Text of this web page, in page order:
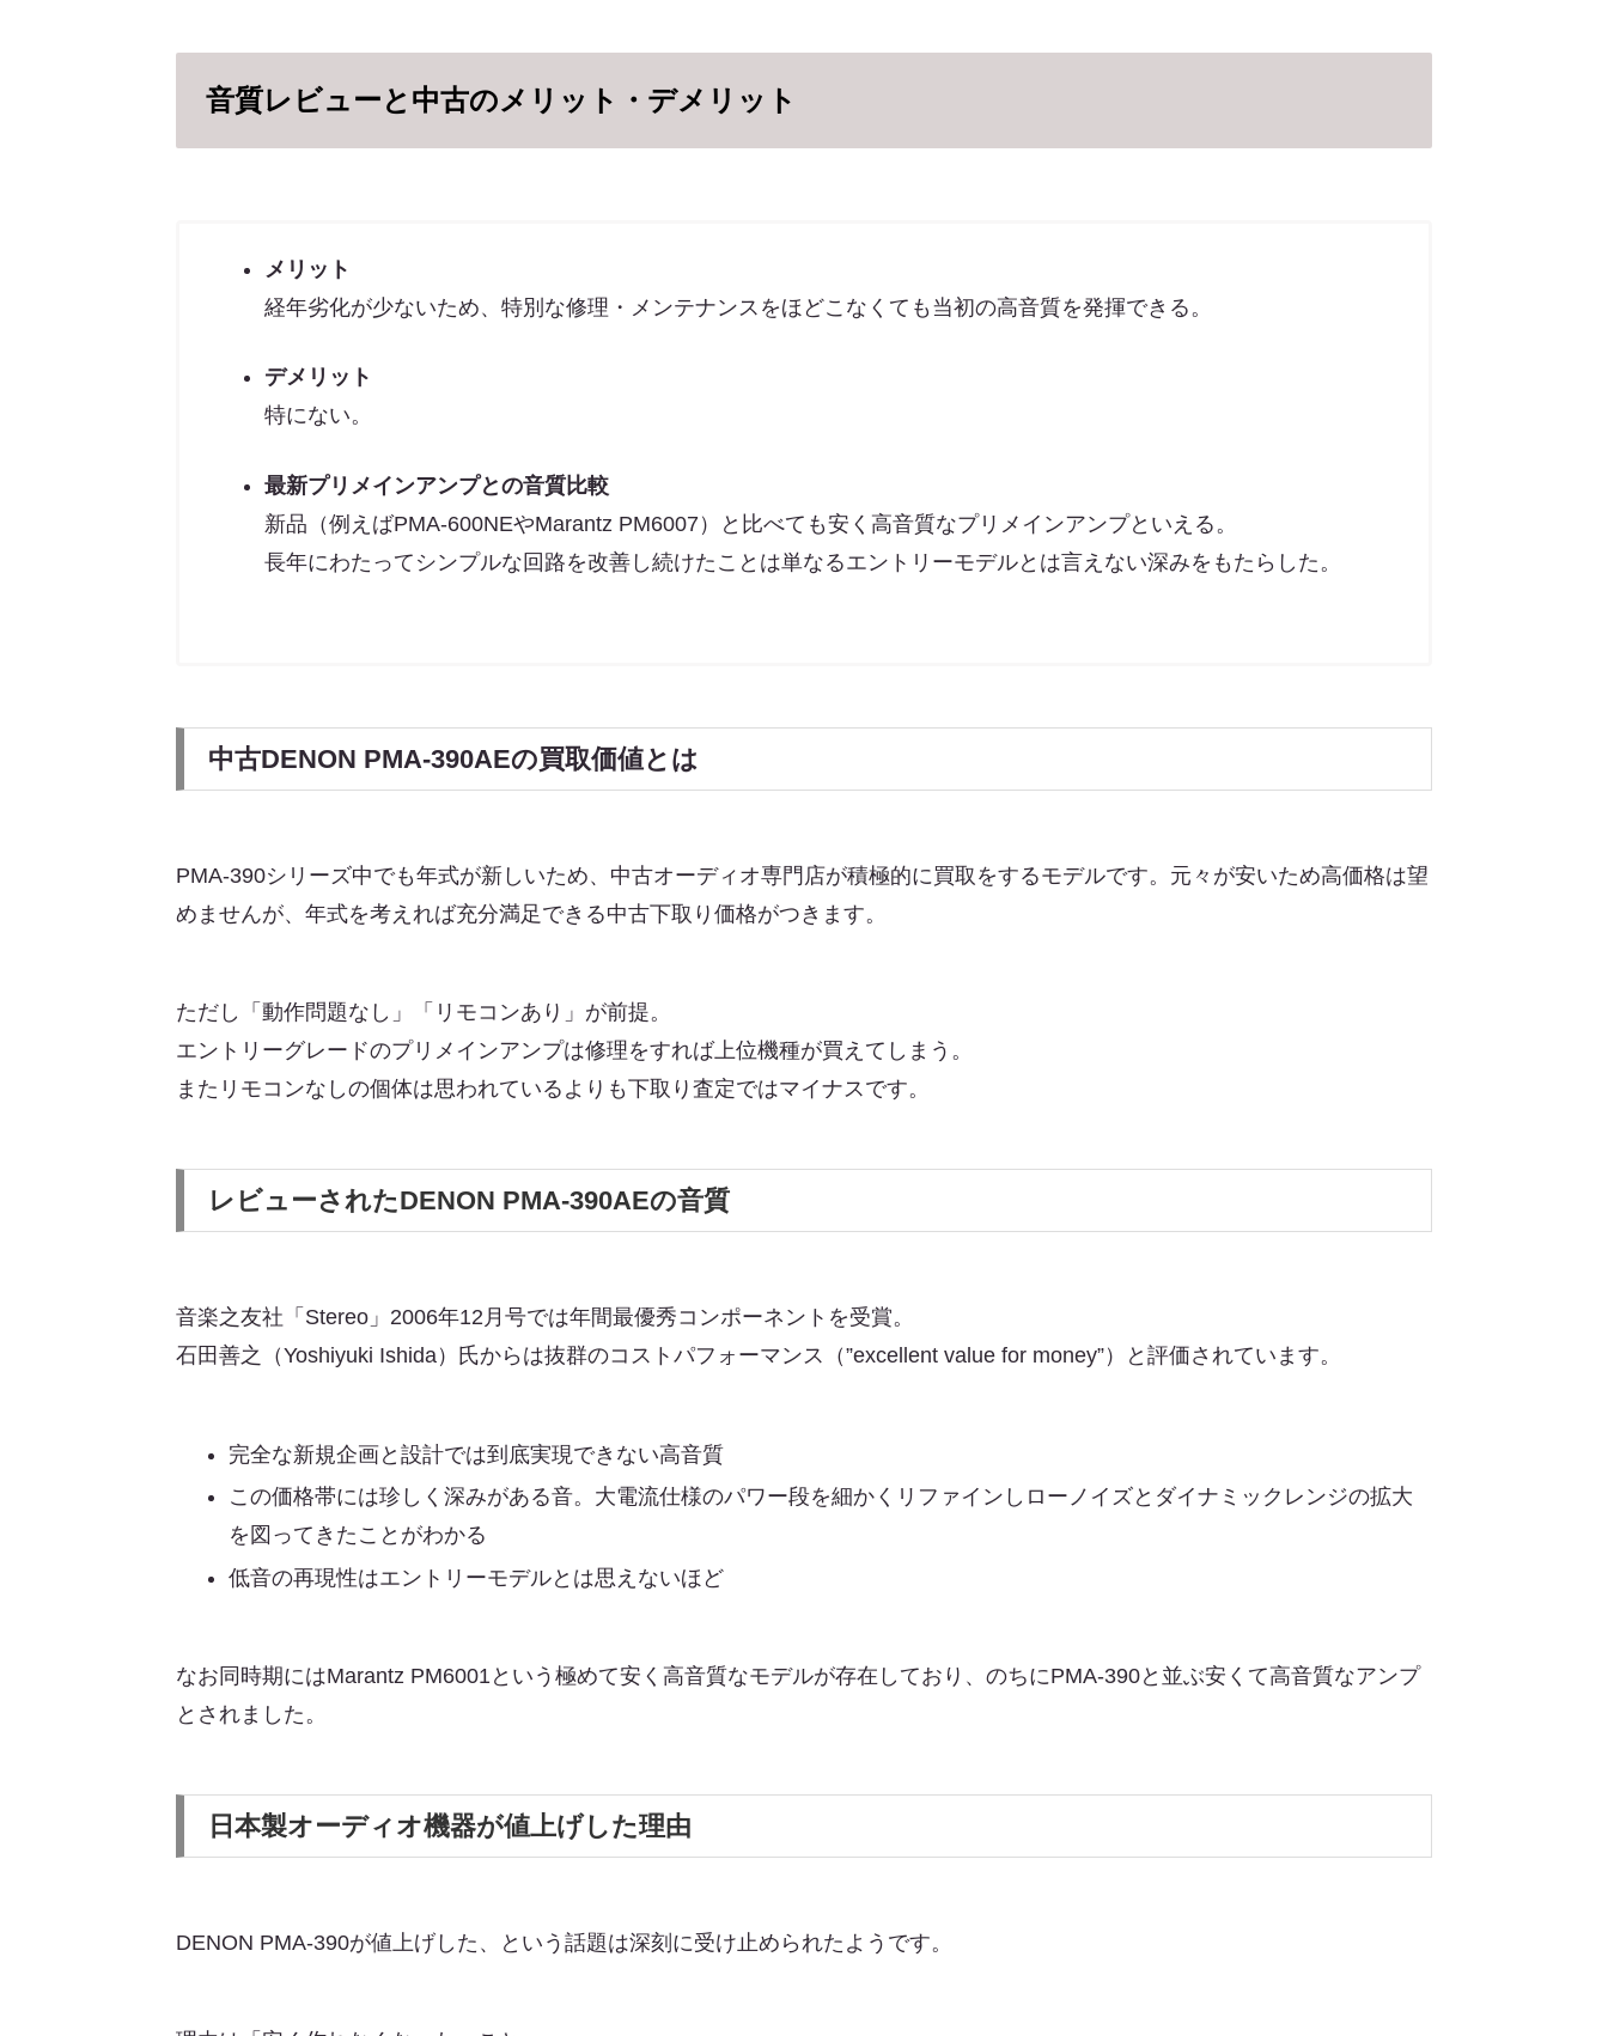
音質レビューと中古のメリット・デメリット
メリット
経年劣化が少ないため、特別な修理・メンテナンスをほどこなくても当初の高音質を発揮できる。
デメリット
特にない。
最新プリメインアンプとの音質比較
新品（例えばPMA-600NEやMarantz PM6007）と比べても安く高音質なプリメインアンプといえる。
長年にわたってシンプルな回路を改善し続けたことは単なるエントリーモデルとは言えない深みをもたらした。
中古DENON PMA-390AEの買取価値とは
PMA-390シリーズ中でも年式が新しいため、中古オーディオ専門店が積極的に買取をするモデルです。元々が安いため高価格は望
めませんが、年式を考えれば充分満足できる中古下取り価格がつきます。
ただし「動作問題なし」「リモコンあり」が前提。
エントリーグレードのプリメインアンプは修理をすれば上位機種が買えてしまう。
またリモコンなしの個体は思われているよりも下取り査定ではマイナスです。
レビューされたDENON PMA-390AEの音質
音楽之友社「Stereo」2006年12月号では年間最優秀コンポーネントを受賞。
石田善之（Yoshiyuki Ishida）氏からは抜群のコストパフォーマンス（”excellent value for money”）と評価されています。
完全な新規企画と設計では到底実現できない高音質
この価格帯には珍しく深みがある音。大電流仕様のパワー段を細かくリファインしローノイズとダイナミックレンジの拡大
を図ってきたことがわかる
低音の再現性はエントリーモデルとは思えないほど
なお同時期にはMarantz PM6001という極めて安く高音質なモデルが存在しており、のちにPMA-390と並ぶ安くて高音質なアンプ
とされました。
日本製オーディオ機器が値上げした理由
DENON PMA-390が値上げした、という話題は深刻に受け止められたようです。